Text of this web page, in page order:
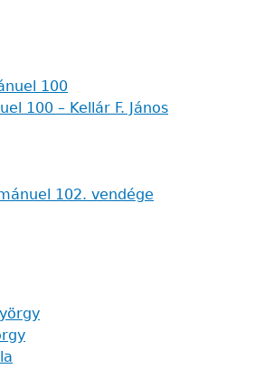
100 – Kellár F. János